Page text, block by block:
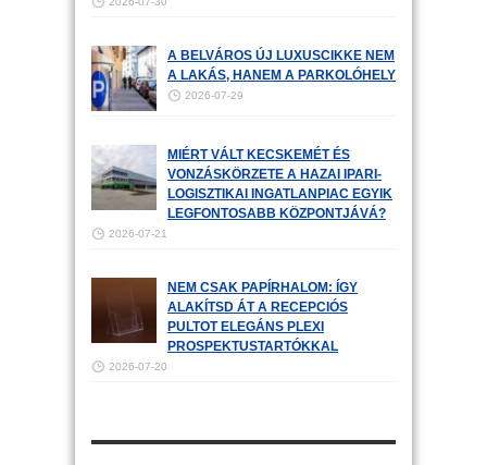
A BELVÁROS ÚJ LUXUSCIKKE NEM
A LAKÁS, HANEM A PARKOLÓHELY
2026-07-29
MIÉRT VÁLT KECSKEMÉT ÉS
VONZÁSKÖRZETE A HAZAI IPARI-
LOGISZTIKAI INGATLANPIAC EGYIK
LEGFONTOSABB KÖZPONTJÁVÁ?
2026-07-21
NEM CSAK PAPÍRHALOM: ÍGY
ALAKÍTSD ÁT A RECEPCIÓS
PULTOT ELEGÁNS PLEXI
PROSPEKTUSTARTÓKKAL
2026-07-20